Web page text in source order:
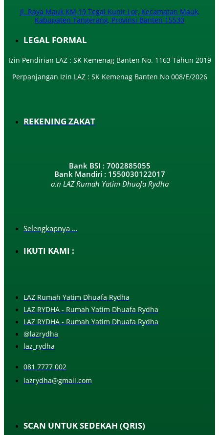
Jl. Raya Mauk KM.19 Tegal Kunir Lor, Kecamatan Mauk,
Kabupaten Tangerang, Provinsi Banten 15530
LEGAL FORMAL
Izin Pendirian LAZ : SK Kemenag Banten No. 1163 Tahun 2019
Perpanjangan Izin LAZ : SK Kemenag Banten No 008/E/2026​
REKENING ZAKAT
Bank BSI : 7002885055
Bank Mandiri : 1550030122017
a.n LAZ Rumah Yatim Dhuafa Rydha
Selengkapnya ...
IKUTI KAMI :
LAZ Rumah Yatim Dhuafa Rydha
LAZ RYDHA - Rumah Yatim Dhuafa Rydha
LAZ RYDHA - Rumah Yatim Dhuafa Rydha
@lazrydha
laz_rydha
081 7777 002
lazrydha@gmail.com
SCAN UNTUK SEDEKAH (QRIS)